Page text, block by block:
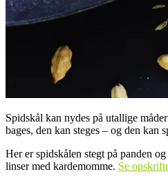
Spidskål kan nydes på utallige
bages, den kan steges – og den kan
Her er spidskålen stegt på panden
linser med kardemomme. Se